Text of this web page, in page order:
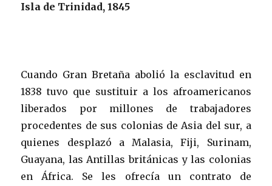
Isla de Trinidad, 1845
Cuando Gran Bretaña abolió la esclavitud en
1838 tuvo que sustituir a los afroamericanos
liberados por millones de trabajadores
procedentes de sus colonias de Asia del sur, a
quienes desplazó a Malasia, Fiji, Surinam,
Guayana, las Antillas británicas y las colonias
en África. Se les ofrecía un contrato de